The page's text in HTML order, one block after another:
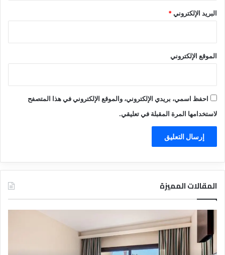
البريد الإلكتروني*
الموقع الإلكتروني
احفظ اسمي، بريدي الإلكتروني، والموقع الإلكتروني في هذا المتصفح
لاستخدامها المرة المقبلة في تعليقي.
المقالات المميزة